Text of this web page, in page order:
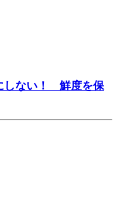
しない！ 鮮度を保